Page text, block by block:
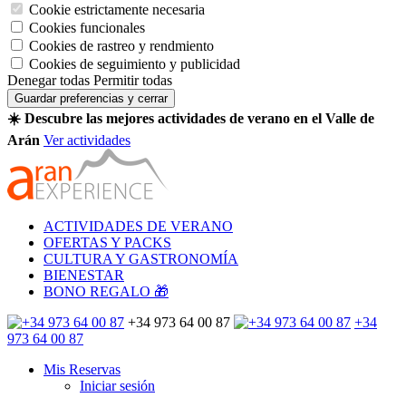
Cookie estrictamente necesaria
Cookies funcionales
Cookies de rastreo y rendmiento
Cookies de seguimiento y publicidad
Denegar todas Permitir todas
Guardar preferencias y cerrar
☀️ Descubre las mejores actividades de verano en el Valle de
Arán Ver actividades
ACTIVIDADES DE VERANO
OFERTAS Y PACKS
CULTURA Y GASTRONOMÍA
BIENESTAR
BONO REGALO 🎁
+34 973 64 00 87
+34
973 64 00 87
Mis Reservas
Iniciar sesión